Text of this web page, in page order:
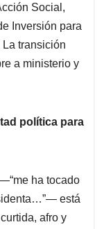
Social,
Inversión para
La transición
a ministerio y
política para
ha tocado
está
afro y